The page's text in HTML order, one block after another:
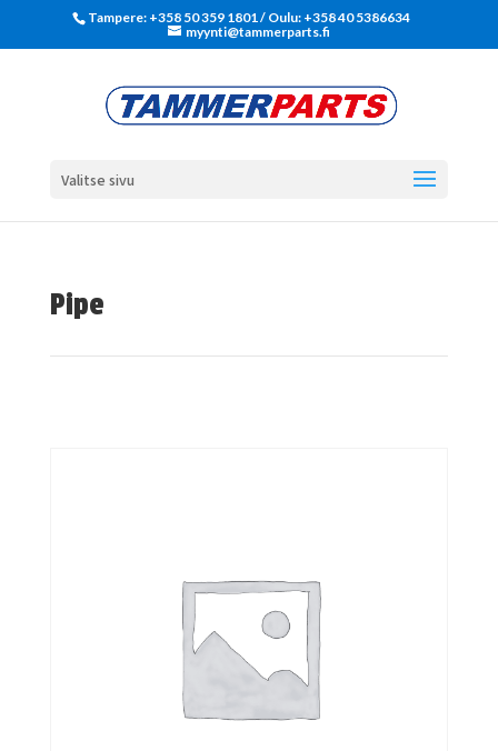
Tampere: +358 50 359 1801‬ / Oulu: +358 40 5386634
myynti@tammerparts.fi
Valitse sivu
Pipe